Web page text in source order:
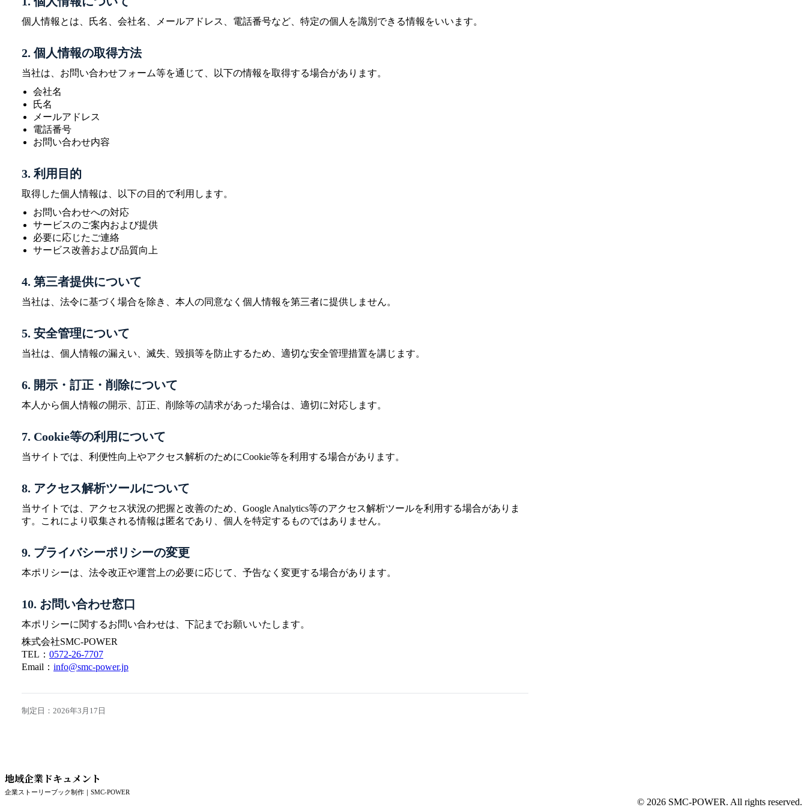
個人情報とは、氏名、会社名、メールアドレス、電話番号など、特定の個人を識別できる情報をいいます。
2. 個人情報の取得方法
当社は、お問い合わせフォーム等を通じて、以下の情報を取得する場合があります。
会社名
氏名
メールアドレス
電話番号
お問い合わせ内容
3. 利用目的
取得した個人情報は、以下の目的で利用します。
お問い合わせへの対応
サービスのご案内および提供
必要に応じたご連絡
サービス改善および品質向上
4. 第三者提供について
当社は、法令に基づく場合を除き、本人の同意なく個人情報を第三者に提供しません。
5. 安全管理について
当社は、個人情報の漏えい、滅失、毀損等を防止するため、適切な安全管理措置を講じます。
6. 開示・訂正・削除について
本人から個人情報の開示、訂正、削除等の請求があった場合は、適切に対応します。
7. Cookie等の利用について
当サイトでは、利便性向上やアクセス解析のためにCookie等を利用する場合があります。
8. アクセス解析ツールについて
当サイトでは、アクセス状況の把握と改善のため、Google Analytics等のアクセス解析ツールを利用する場合がありま
す。これにより収集される情報は匿名であり、個人を特定するものではありません。
9. プライバシーポリシーの変更
本ポリシーは、法令改正や運営上の必要に応じて、予告なく変更する場合があります。
10. お問い合わせ窓口
本ポリシーに関するお問い合わせは、下記までお願いいたします。
株式会社SMC-POWER
TEL： 0572-26-7707
Email： info@smc-power.jp
制定日：2026年3月17日
地域企業ドキュメント
企業ストーリーブック制作｜SMC-POWER
© 2026 SMC-POWER. All rights reserved.